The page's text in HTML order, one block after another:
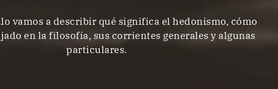
vamos a describir qué significa el hedonismo, cómo
en la filosofía, sus corrientes generales y algunas
particulares.